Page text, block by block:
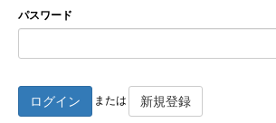
パスワード
ログイン または 新規登録